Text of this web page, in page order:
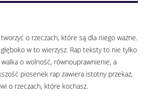
o rzeczach, które są dla niego ważne.
w to wierzysz. Rap teksty to nie tylko
o wolność, równouprawnienie, a
piosenek rap zawiera istotny przekaz,
o rzeczach, które kochasz.